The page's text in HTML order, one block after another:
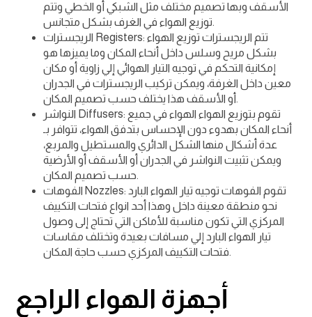
الأسقف وبها تصميم مختلف مثل الشبكي أو الخطي وتتم
توزيع الهواء في الغرف بشكل متجانس.
الريجسترات Registers: تتم الريجسترات توزيع الهواء
بشكل مريح وسلس داخل أنحاء المكان وما يميزها هو
إمكانية التحكم في توجيه التيار الهوائي إلي زاوية أو مكان
معين داخل الغرفة، ويمكن تركيب الريجسترات في الجدران
أو الأسقف هذا يختلف حسب تصميم المكان.
النواشر Diffusers: تقوم بتوزيع الهواء الهواء في جميع
أنحاء المكان بهدوء دون الإحساس بتدفق الهواء، تتوافر بـ
عدة أشكال منها الشكل الدائري والمستطيل والمربع،
ويمكن تثبيت النواشر في الجدران أو الأسقف أو الأرضية
حسب تصميم المكان.
الفوهات Nozzles: تقوم الفوهات توجيه تيار الهواء البارد
نحو منطقة معينة داخل وهذا أحد انواع فتحات التكييف
المركزي التي تكون مناسبة للأماكن التي تحتاج إلى وصول
تيار الهواء البارد إلي مسافات بعيدة وتختلف مقاسات
فتحات التكييف المركزي حسب حاجة المكان.
أجهزة الهواء الراجع